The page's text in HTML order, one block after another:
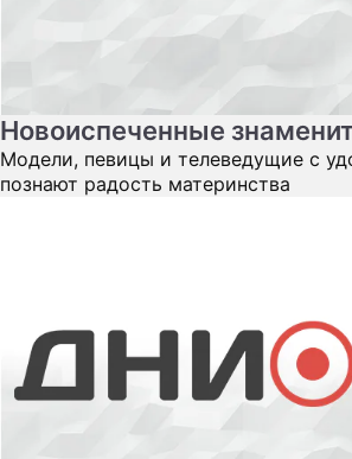
Новоиспеченные
Модели, певицы и телеведущие с
познают радость материнства